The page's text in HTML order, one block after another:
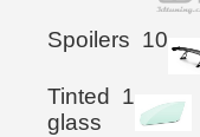
Spoilers 10
Tinted
glass
1